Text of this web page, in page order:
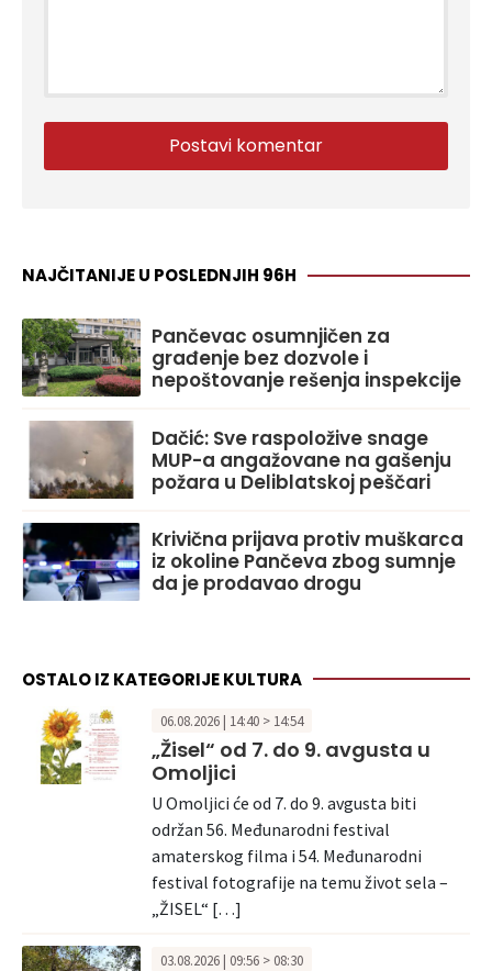
NAJČITANIJE U POSLEDNJIH 96H
Pančevac osumnjičen za
građenje bez dozvole i
nepoštovanje rešenja inspekcije
Dačić: Sve raspoložive snage
MUP-a angažovane na gašenju
požara u Deliblatskoj peščari
Krivična prijava protiv muškarca
iz okoline Pančeva zbog sumnje
da je prodavao drogu
OSTALO IZ KATEGORIJE KULTURA
06.08.2026 | 14:40 > 14:54
„Žisel“ od 7. do 9. avgusta u
Omoljici
U Omoljici će od 7. do 9. avgusta biti
održan 56. Međunarodni festival
amaterskog filma i 54. Međunarodni
festival fotografije na temu život sela –
„ŽISEL“ […]
03.08.2026 | 09:56 > 08:30